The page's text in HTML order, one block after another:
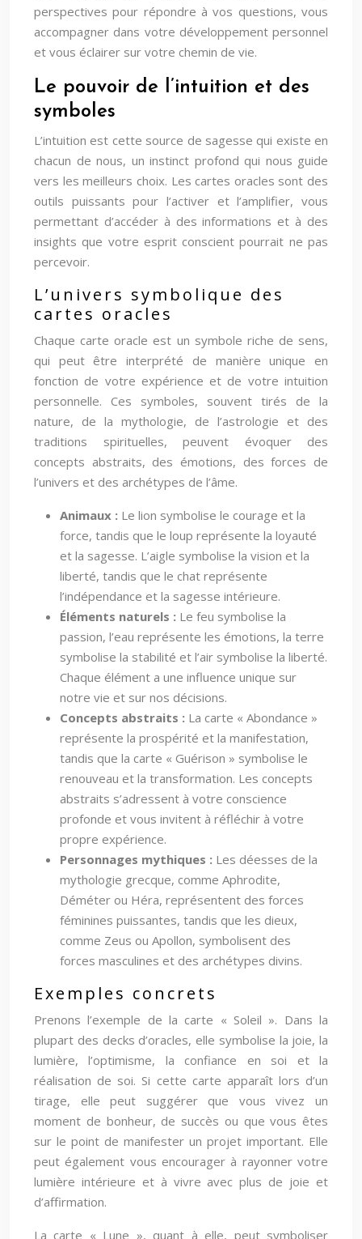
perspectives pour répondre à vos questions, vous
accompagner dans votre développement personnel
et vous éclairer sur votre chemin de vie.
Le pouvoir de l’intuition et des
symboles
L’intuition est cette source de sagesse qui existe en
chacun de nous, un instinct profond qui nous guide
vers les meilleurs choix. Les cartes oracles sont des
outils puissants pour l’activer et l’amplifier, vous
permettant d’accéder à des informations et à des
insights que votre esprit conscient pourrait ne pas
percevoir.
L’univers symbolique des
cartes oracles
Chaque carte oracle est un symbole riche de sens,
qui peut être interprété de manière unique en
fonction de votre expérience et de votre intuition
personnelle. Ces symboles, souvent tirés de la
nature, de la mythologie, de l’astrologie et des
traditions spirituelles, peuvent évoquer des
concepts abstraits, des émotions, des forces de
l’univers et des archétypes de l’âme.
Animaux : Le lion symbolise le courage et la
force, tandis que le loup représente la loyauté
et la sagesse. L’aigle symbolise la vision et la
liberté, tandis que le chat représente
l’indépendance et la sagesse intérieure.
Éléments naturels : Le feu symbolise la
passion, l’eau représente les émotions, la terre
symbolise la stabilité et l’air symbolise la liberté.
Chaque élément a une influence unique sur
notre vie et sur nos décisions.
Concepts abstraits : La carte « Abondance »
représente la prospérité et la manifestation,
tandis que la carte « Guérison » symbolise le
renouveau et la transformation. Les concepts
abstraits s’adressent à votre conscience
profonde et vous invitent à réfléchir à votre
propre expérience.
Personnages mythiques : Les déesses de la
mythologie grecque, comme Aphrodite,
Déméter ou Héra, représentent des forces
féminines puissantes, tandis que les dieux,
comme Zeus ou Apollon, symbolisent des
forces masculines et des archétypes divins.
Exemples concrets
Prenons l’exemple de la carte « Soleil ». Dans la
plupart des decks d’oracles, elle symbolise la joie, la
lumière, l’optimisme, la confiance en soi et la
réalisation de soi. Si cette carte apparaît lors d’un
tirage, elle peut suggérer que vous vivez un
moment de bonheur, de succès ou que vous êtes
sur le point de manifester un projet important. Elle
peut également vous encourager à rayonner votre
lumière intérieure et à vivre avec plus de joie et
d’affirmation.
La carte « Lune », quant à elle, peut symboliser